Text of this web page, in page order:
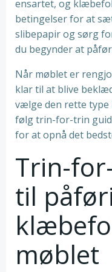
ensartet, og
betingelser for at
slibepapir og sørg
du begynder at
Når møblet er
klar til at blive
vælge den rette
følg trin-for-trin
for at opnå det
Trin-
til
møblet